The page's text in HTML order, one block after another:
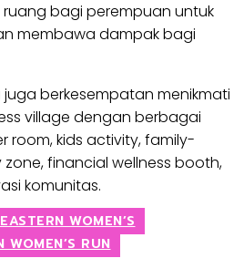
bagi perempuan untuk
membawa dampak bagi
berkesempatan menikmati
village dengan berbagai
room, kids activity, family-
financial wellness booth,
komunitas.
WOMEN’S
WOMEN’S RUN